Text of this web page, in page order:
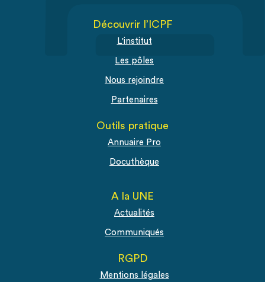
Découvrir l’ICPF
L'institut
Les pôles
Nous rejoindre
Partenaires
Outils pratique
Annuaire Pro
Docuthèque
A la UNE
Actualités
Communiqués
RGPD
Mentions légales